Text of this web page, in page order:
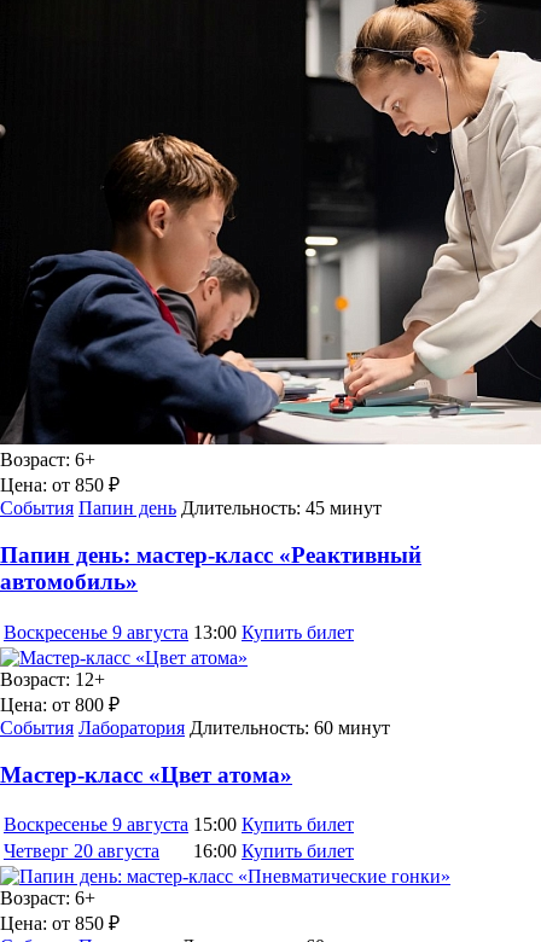
Возраст: 6+
Цена: от 850 ₽
События Папин день Длительность: 45 минут
Папин день: мастер-класс «Реактивный
автомобиль»
Воскресенье 9 августа 13:00 Купить билет
Возраст: 12+
Цена: от 800 ₽
События Лаборатория Длительность: 60 минут
Мастер-класс «Цвет атома»
Воскресенье 9 августа 15:00 Купить билет
Четверг 20 августа 16:00 Купить билет
Возраст: 6+
Цена: от 850 ₽